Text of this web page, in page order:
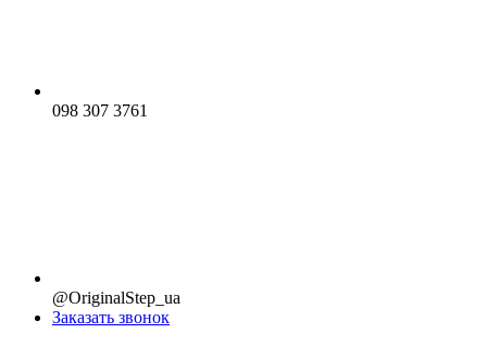
098 307 3761
@OriginalStep_ua
Заказать звонок